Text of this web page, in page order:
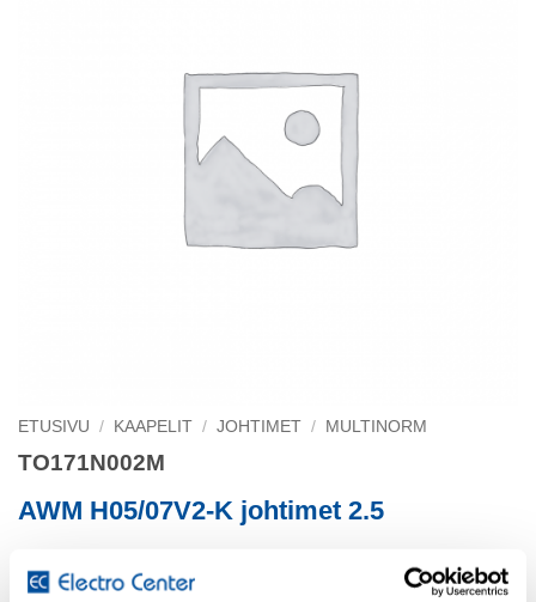
ETUSIVU / KAAPELIT / JOHTIMET / MULTINORM
TO171N002M
AWM H05/07V2-K johtimet 2.5
jo